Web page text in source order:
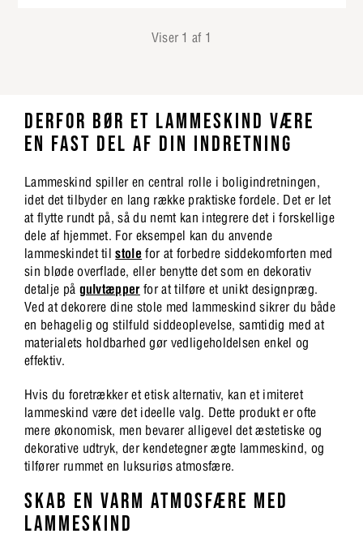
Viser 1 af 1
DERFOR BØR ET LAMMESKIND VÆRE
EN FAST DEL AF DIN INDRETNING
Lammeskind spiller en central rolle i boligindretningen,
idet det tilbyder en lang række praktiske fordele. Det er let
at flytte rundt på, så du nemt kan integrere det i forskellige
dele af hjemmet. For eksempel kan du anvende
lammeskindet tilstole for at forbedre siddekomforten med
sin bløde overflade, eller benytte det som en dekorativ
detalje på gulvtæpperfor at tilføre et unikt designpræg.
Ved at dekorere dine stole med lammeskind sikrer du både
en behagelig og stilfuld siddeoplevelse, samtidig med at
materialets holdbarhed gør vedligeholdelsen enkel og
effektiv.
Hvis du foretrækker et etisk alternativ, kan et imiteret
lammeskind være det ideelle valg. Dette produkt er ofte
mere økonomisk, men bevarer alligevel det æstetiske og
dekorative udtryk, der kendetegner ægte lammeskind, og
tilfører rummet en luksuriøs atmosfære.
SKAB EN VARM ATMOSFÆRE MED
LAMMESKIND